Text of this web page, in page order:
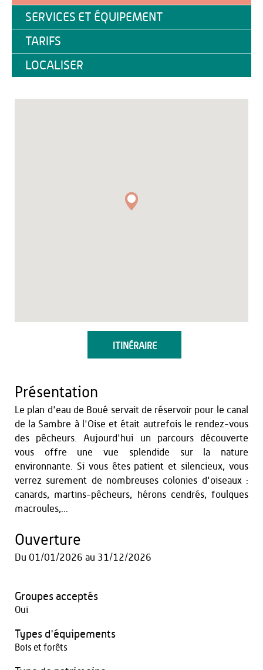
SERVICES ET ÉQUIPEMENT
TARIFS
LOCALISER
ITINÉRAIRE
Présentation
Le plan d'eau de Boué servait de réservoir pour le canal
de la Sambre à l'Oise et était autrefois le rendez-vous
des pêcheurs. Aujourd'hui un parcours découverte
vous offre une vue splendide sur la nature
environnante. Si vous êtes patient et silencieux, vous
verrez surement de nombreuses colonies d'oiseaux :
canards, martins-pêcheurs, hérons cendrés, foulques
macroules,...
Ouverture
Du 01/01/2026 au 31/12/2026
Groupes acceptés
Oui
Types d'équipements
Bois et forêts